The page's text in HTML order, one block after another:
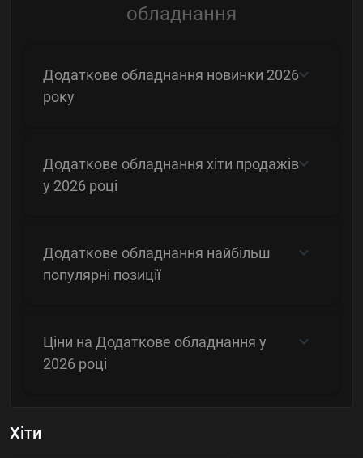
обладнання
Додаткове обладнання новинки 2026
року
Додаткове обладнання хіти продажів
у 2026 році
Додаткове обладнання найбільш
популярні позиції
Ціни на Додаткове обладнання у
2026 році
Хіти